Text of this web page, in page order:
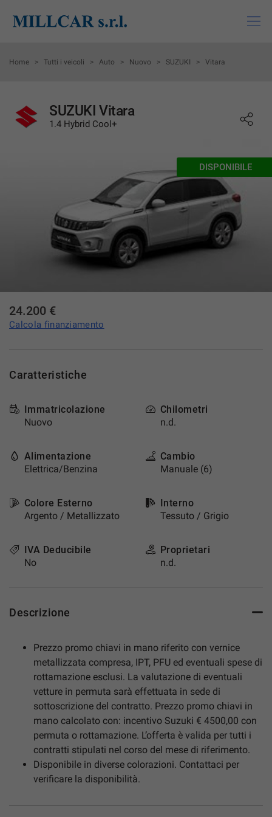
HOME
ACQUISTIAMO USATO
ASSISTENZA
DICONO DI NOI
NEWS
Home > Tutti i veicoli > Auto > Nuovo > SUZUKI > Vitara
SUZUKI Vitara
1.4 Hybrid Cool+
DISPONIBILE
24.200 €
Calcola finanziamento
Caratteristiche
Immatricolazione
Nuovo
Chilometri
n.d.
Alimentazione
Elettrica/Benzina
Cambio
Manuale (6)
Colore Esterno
Argento / Metallizzato
Interno
Tessuto / Grigio
IVA Deducibile
No
Proprietari
n.d.
Descrizione
Prezzo promo chiavi in mano riferito con vernice
metallizzata compresa, IPT, PFU ed eventuali spese di
rottamazione esclusi. La valutazione di eventuali
vetture in permuta sarà effettuata in sede di
sottoscrizione del contratto. Prezzo promo chiavi in
mano calcolato con: incentivo Suzuki € 4500,00 con
permuta o rottamazione. L’offerta è valida per tutti i
contratti stipulati nel corso del mese di riferimento.
Disponibile in diverse colorazioni. Contattaci per
verificare la disponibilità.